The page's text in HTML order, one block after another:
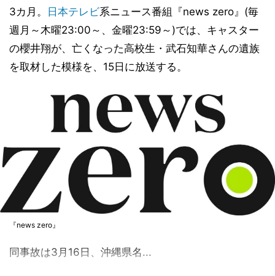
3カ月。
日本テレビ系ニュース番組『news zero』(毎
週月～木曜23:00～、金曜23:59～)では、キャスター
の櫻井翔が、亡くなった高校生・武石知華さんの遺族
を取材した模様を、15日に放送する。
『news zero』
同事故は3月16日、沖縄県名...